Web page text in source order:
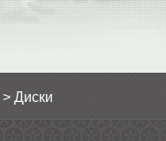
> Диски